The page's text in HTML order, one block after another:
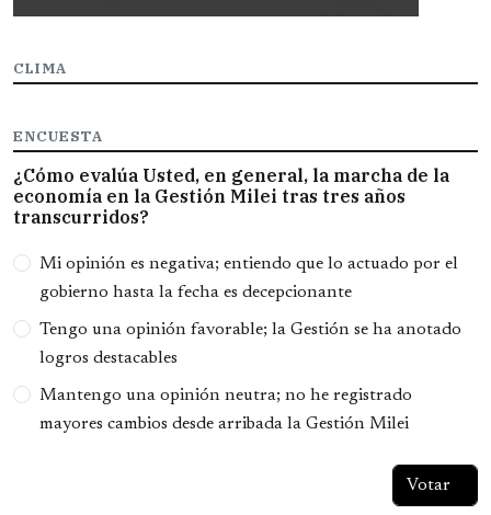
CLIMA
ENCUESTA
¿Cómo evalúa Usted, en general, la marcha de la
economía en la Gestión Milei tras tres años
transcurridos?
Opciones
Mi opinión es negativa; entiendo que lo actuado por el
gobierno hasta la fecha es decepcionante
Tengo una opinión favorable; la Gestión se ha anotado
logros destacables
Mantengo una opinión neutra; no he registrado
mayores cambios desde arribada la Gestión Milei